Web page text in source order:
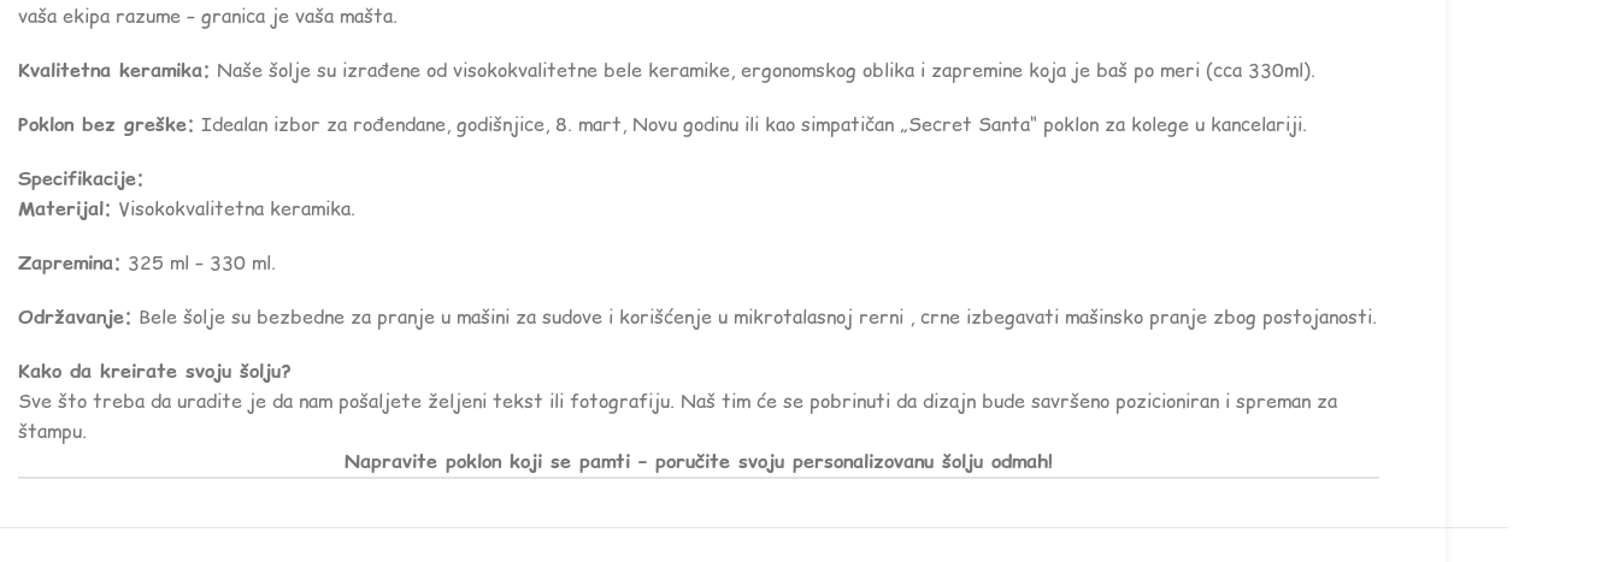
vaša ekipa razume – granica je vaša mašta.
Kvalitetna keramika: Naše šolje su izrađene od visokokvalitetne bele keramike, ergonomskog oblika i zapremine koja je baš po meri (cca 330ml).
Poklon bez greške: Idealan izbor za rođendane, godišnjice, 8. mart, Novu godinu ili kao simpatičan „Secret Santa“ poklon za kolege u kancelariji.
Specifikacije:
Materijal: Visokokvalitetna keramika.
Zapremina: 325 ml – 330 ml.
Održavanje: Bele šolje su bezbedne za pranje u mašini za sudove i korišćenje u mikrotalasnoj rerni , crne izbegavati mašinsko pranje zbog postojanosti.
Kako da kreirate svoju šolju?
Sve što treba da uradite je da nam pošaljete željeni tekst ili fotografiju. Naš tim će se pobrinuti da dizajn bude savršeno pozicioniran i spreman za
štampu.
Napravite poklon koji se pamti – poručite svoju personalizovanu šolju odmah!